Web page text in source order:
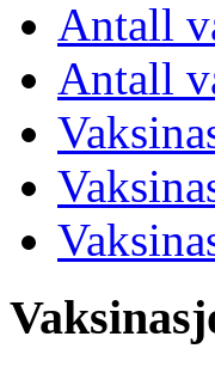
Antall
Antall